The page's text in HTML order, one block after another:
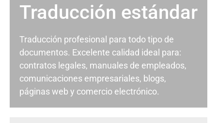
Traducción estándar
Traducción profesional para todo tipo de
documentos. Excelente calidad ideal para:
contratos legales, manuales de empleados,
comunicaciones empresariales, blogs,
páginas web y comercio electrónico.